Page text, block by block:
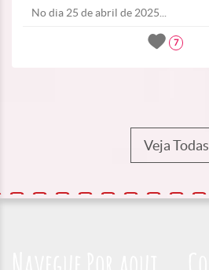
No dia 25 de abril de 2025...
7
Veja Todas